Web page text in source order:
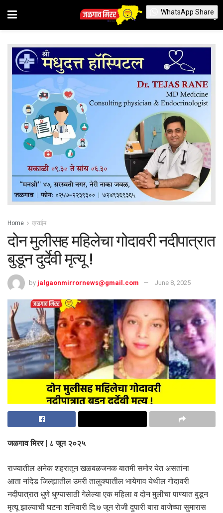
Home क्राईम
दोन मुलीसह महिलेचा गोदावरी नदीपात्रात
बुडून दुर्देवी मृत्यू !
by jalgaonmirrornews@gmail.com June 8, 2025
जळगाव मिरर | ८ जून २०२५
राज्यातील अनेक शहरातून खळबळजनक बातमी समोर येत असतांना
आता नांदेड जिल्ह्यातील उमरी तालुक्यातील भायेगाव येथील गोदावरी
नदीपात्रात धुणे धुण्यासाठी गेलेल्या एक महिला व दोन मुलीचा पाण्यात बुडून
मृत्यू झाल्याची घटना शनिवारी दि.७ जून रोजी दुपारी बारा वाजेच्या सुमारास
WhatsApp Share